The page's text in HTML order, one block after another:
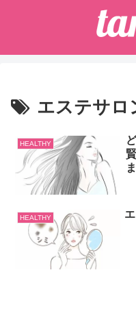
エステサロ
HEALTHY
HEALTHY